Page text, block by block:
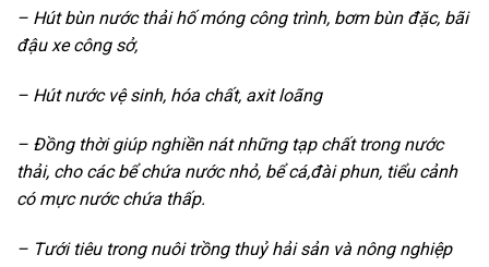
– Hút bùn nước thải hố móng công trình, bơm bùn đặc, bãi
đậu xe công sở,
– Hút nước vệ sinh, hóa chất, axit loãng
– Đồng thời giúp nghiền nát những tạp chất trong nước
thải, cho các bể chứa nước nhỏ, bể cá,đài phun, tiểu cảnh
có mực nước chứa thấp.
– Tưới tiêu trong nuôi trồng thuỷ hải sản và nông nghiệp